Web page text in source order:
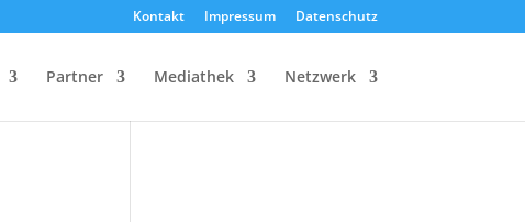
Kontakt Impressum Datenschutz
Partner Mediathek Netzwerk